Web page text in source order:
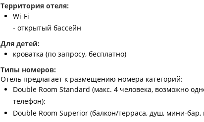
Территория отеля:
Wi-Fi
- открытый бассейн
Для детей:
кроватка (по запросу, бесплатно)
Типы номеров:
Отель предлагает к размещению номера категорий:
Double Room Standard (макс. 4 человека, возможно
телефон);
Double Room Superior (балкон/терраса, душ, мини-